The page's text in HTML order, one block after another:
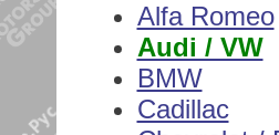
Alfa Romeo
Audi / VW
BMW
Cadillac